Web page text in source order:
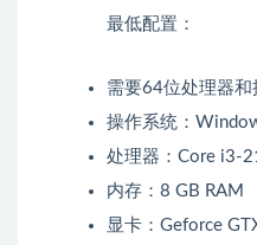
最低配置：
需要64位处理器和
操作系统：
处理器：Core i3-
内存：8 GB RAM
显卡：Geforce